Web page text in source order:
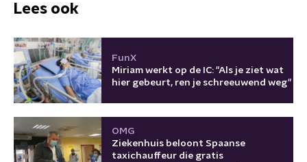
Lees ook
FunX
Miriam werkt op de IC: "Als je ziet wat
hier gebeurt, ren je schreeuwend weg"
OMG
Ziekenhuis beloont Spaanse
taxichauffeur die gratis